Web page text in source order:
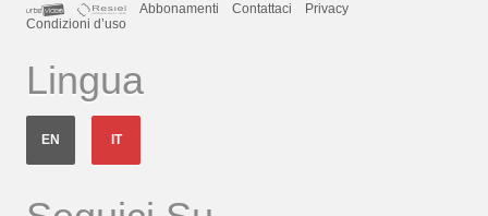
Abbonamenti
Contattaci
Privacy
Condizioni d’uso
Lingua
EN IT